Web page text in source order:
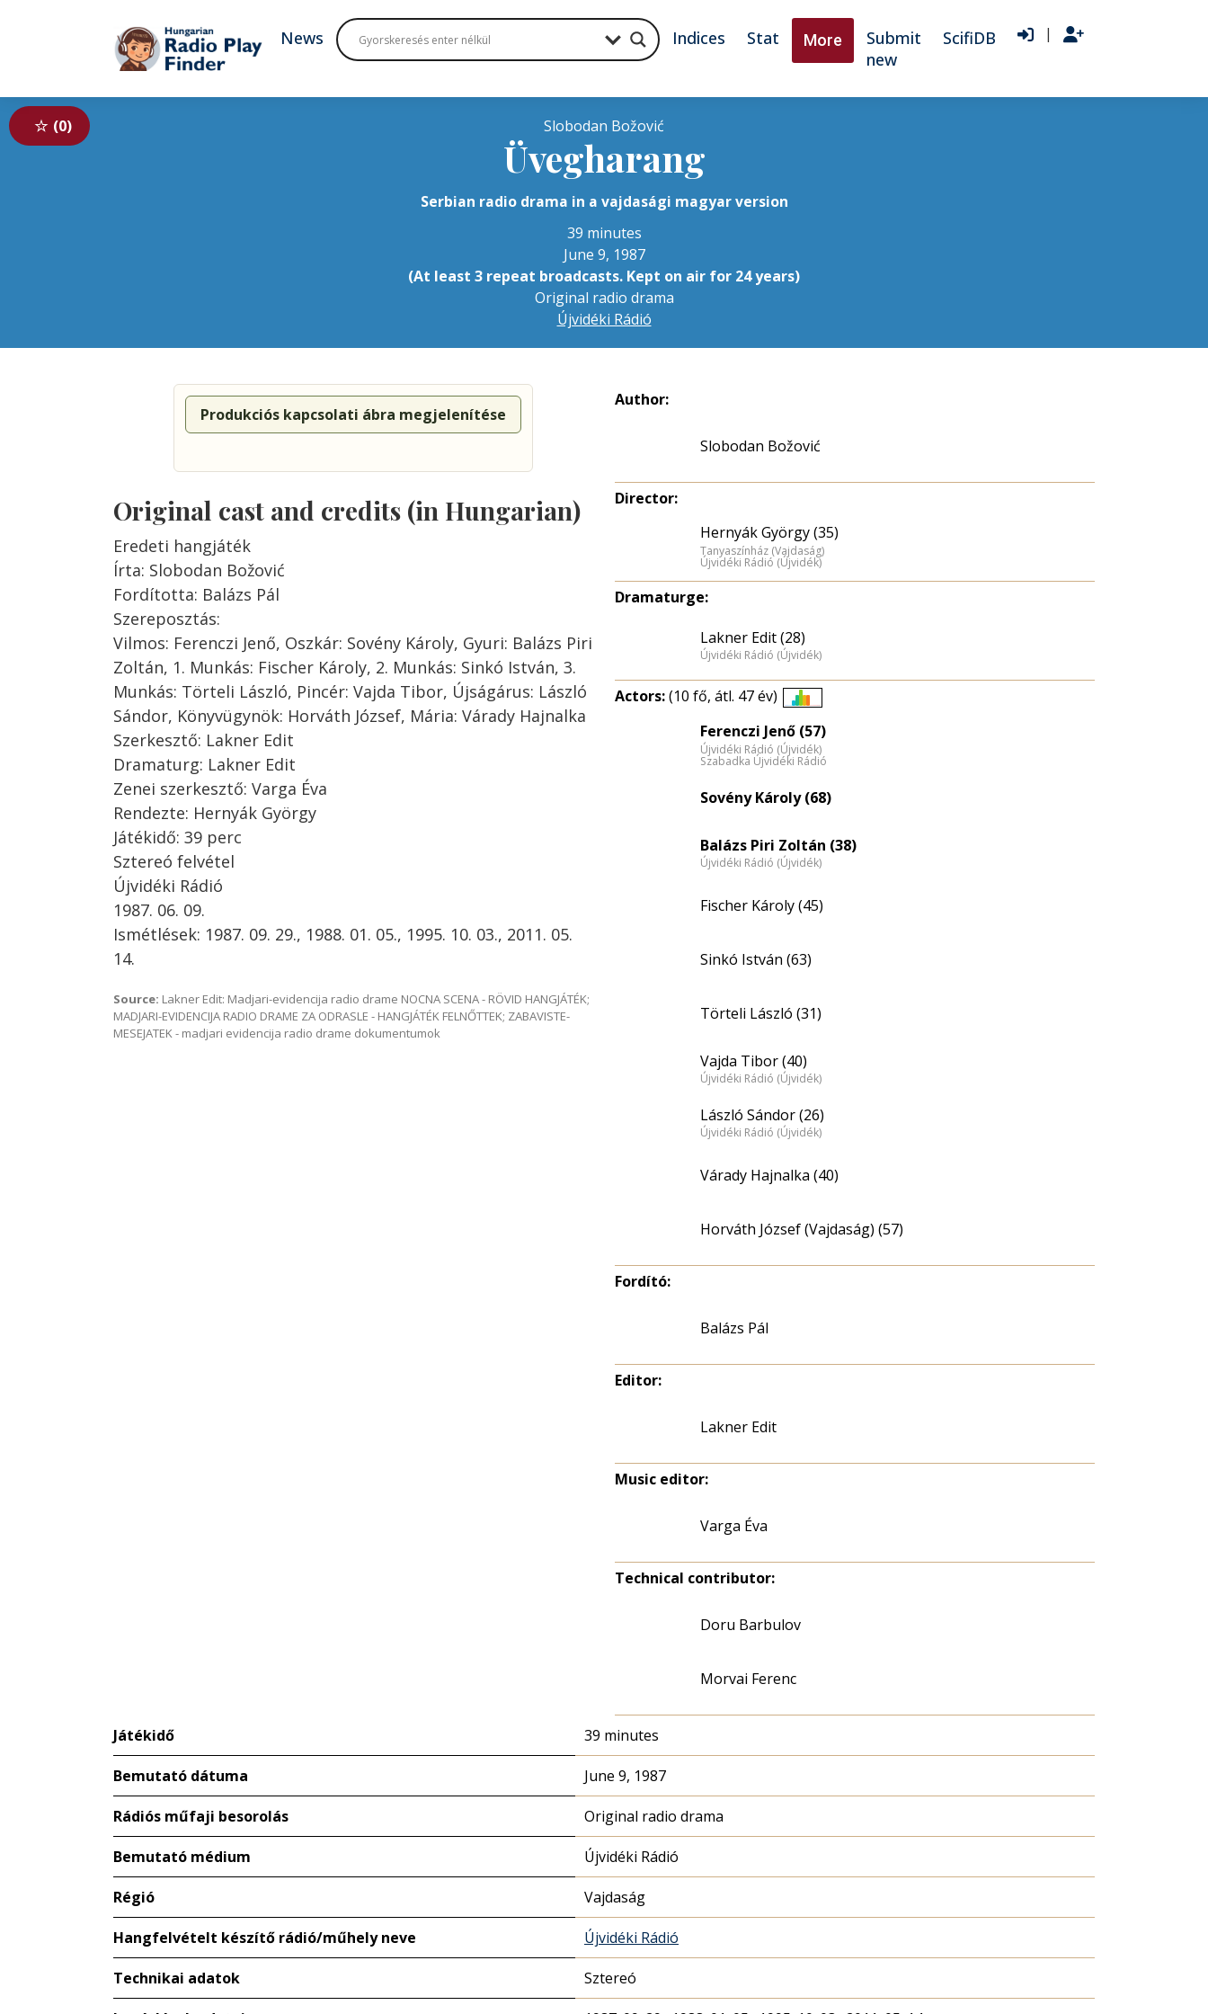
News Indices Stat More
Submit
new
ScifiDB |
0 Slobodan Božović
Üvegharang
Serbian radio drama in a vajdasági magyar version
39 minutes
June 9, 1987
(At least 3 repeat broadcasts. Kept on air for 24 years)
Original radio drama
Újvidéki Rádió
Produkciós kapcsolati ábra megjelenítése
Original cast and credits (in Hungarian)
Eredeti hangjáték
Írta: Slobodan Božović
Fordította: Balázs Pál
Szereposztás:
Vilmos: Ferenczi Jenő, Oszkár: Sovény Károly, Gyuri: Balázs Piri
Zoltán, 1. Munkás: Fischer Károly, 2. Munkás: Sinkó István, 3.
Munkás: Törteli László, Pincér: Vajda Tibor, Újságárus: László
Sándor, Könyvügynök: Horváth József, Mária: Várady Hajnalka
Szerkesztő: Lakner Edit
Dramaturg: Lakner Edit
Zenei szerkesztő: Varga Éva
Rendezte: Hernyák György
Játékidő: 39 perc
Sztereó felvétel
Újvidéki Rádió
1987. 06. 09.
Ismétlések: 1987. 09. 29., 1988. 01. 05., 1995. 10. 03., 2011. 05.
14.
Source: Lakner Edit: Madjari-evidencija radio drame NOCNA SCENA - RÖVID HANGJÁTÉK;
MADJARI-EVIDENCIJA RADIO DRAME ZA ODRASLE - HANGJÁTÉK FELNŐTTEK; ZABAVISTE-
MESEJATEK - madjari evidencija radio drame dokumentumok
Author:
Slobodan Božović
Director:
Hernyák György (35)
Tanyaszínház (Vajdaság)
Újvidéki Rádió (Újvidék)
Dramaturge:
Lakner Edit (28)
Újvidéki Rádió (Újvidék)
Actors:(10 fő, átl. 47 év)
eloszlás
nagyítása
Ferenczi Jenő (57)
Újvidéki Rádió (Újvidék)
Szabadka Újvidéki Rádió
Sovény Károly (68)
Balázs Piri Zoltán (38)
Újvidéki Rádió (Újvidék)
Fischer Károly (45)
Sinkó István (63)
Törteli László (31)
Vajda Tibor (40)
Újvidéki Rádió (Újvidék)
László Sándor (26)
Újvidéki Rádió (Újvidék)
Várady Hajnalka (40)
Horváth József (Vajdaság) (57)
Fordító:
Balázs Pál
Editor:
Lakner Edit
Music editor:
Varga Éva
Technical contributor:
Doru Barbulov
Morvai Ferenc
Játékidő 39 minutes
Bemutató dátuma June 9, 1987
Rádiós műfaji besorolás Original radio drama
Bemutató médium Újvidéki Rádió
Régió Vajdaság
Hangfelvételt készítő rádió/műhely neve Újvidéki Rádió
Technikai adatok Sztereó